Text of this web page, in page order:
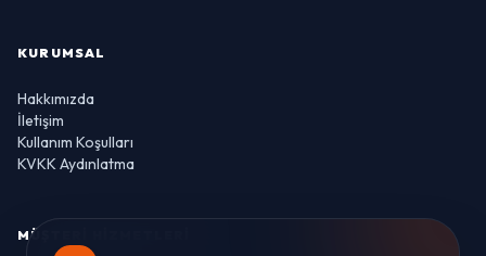
KURUMSAL
Hakkımızda
İletişim
Kullanım Koşulları
KVKK Aydınlatma
MÜŞTERI HIZMETLERI